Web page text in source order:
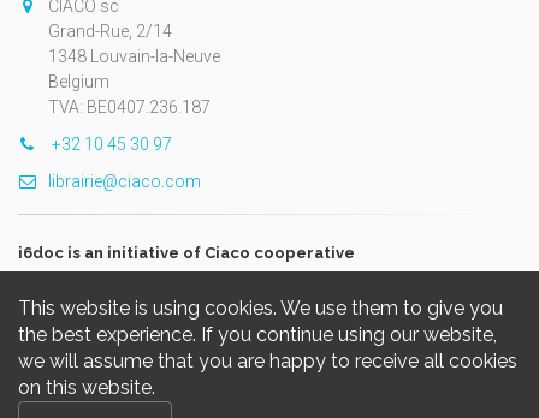
This website is using cookies. We use them to give you
the best experience. If you continue using our website,
we will assume that you are happy to receive all cookies
on this website.
CIACO sc
Grand-Rue, 2/14
1348 Louvain-la-Neuve
Belgium
TVA: BE0407.236.187
+32 10 45 30 97
librairie@ciaco.com
i6doc is an initiative of Ciaco cooperative